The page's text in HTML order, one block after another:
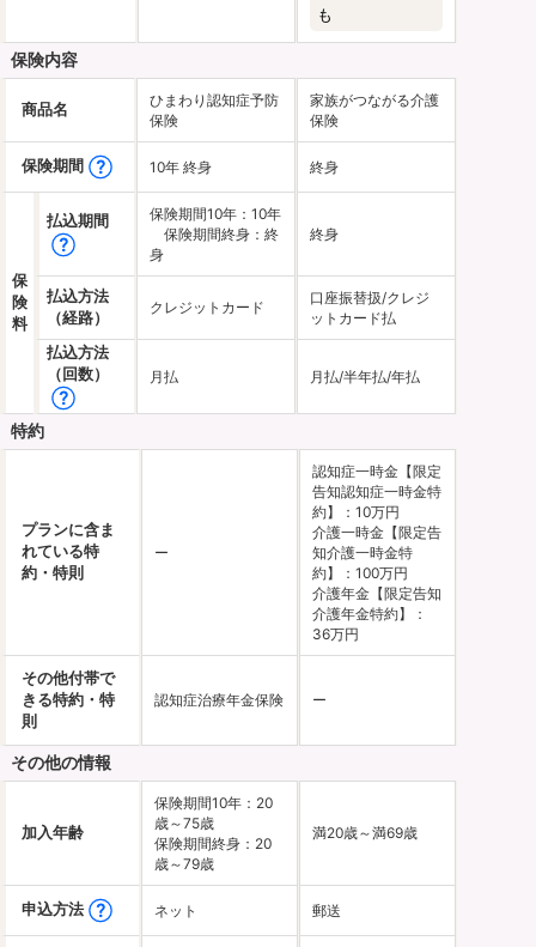
も
保険内容
商品名
ひまわり認知症予防
保険
家族がつながる介護
保険
保険期間 10年 終身 終身
保
険
料
払込期間
保険期間10年：10年
保険期間終身：終
身
終身
払込方法
（経路）
クレジットカード
口座振替扱/クレジ
ットカード払
払込方法
（回数）
月払 月払/半年払/年払
特約
プランに含ま
れている特
約・特則
ー
認知症一時金【限定
告知認知症一時金特
約】：10万円
介護一時金【限定告
知介護一時金特
約】：100万円
介護年金【限定告知
介護年金特約】：
36万円
その他付帯で
きる特約・特
則
認知症治療年金保険 ー
その他の情報
加入年齢
保険期間10年：20
歳～75歳
保険期間終身：20
歳～79歳
満20歳～満69歳
申込方法 ネット 郵送